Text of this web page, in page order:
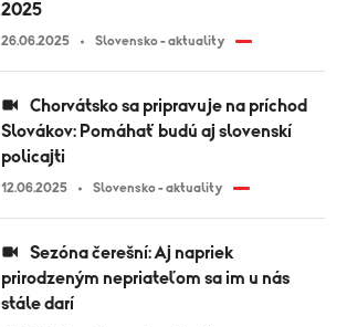
2025
26.06.2025 Slovensko - aktuality
Slovákov: Pomáhať budú aj slovenskí
policajti
12.06.2025 Slovensko - aktuality
prirodzeným nepriateľom sa im u nás
stále darí